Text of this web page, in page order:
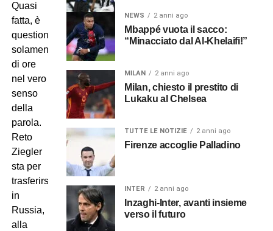
Quasi
fatta, è
questione
solamente
di ore
nel vero
senso
della
parola.
Reto
Ziegler
sta per
trasferirsi
in
Russia,
alla
NEWS 2 anni ago
Mbappé vuota il sacco:
“Minacciato dal Al-Khelaifi!”
MILAN 2 anni ago
Milan, chiesto il prestito di
Lukaku al Chelsea
TUTTE LE NOTIZIE 2 anni ago
Firenze accoglie Palladino
INTER 2 anni ago
Inzaghi-Inter, avanti insieme
verso il futuro